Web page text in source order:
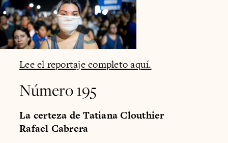
Lee el reportaje completo aquí.
Número 195
La certeza de Tatiana Clouthier
Rafael Cabrera